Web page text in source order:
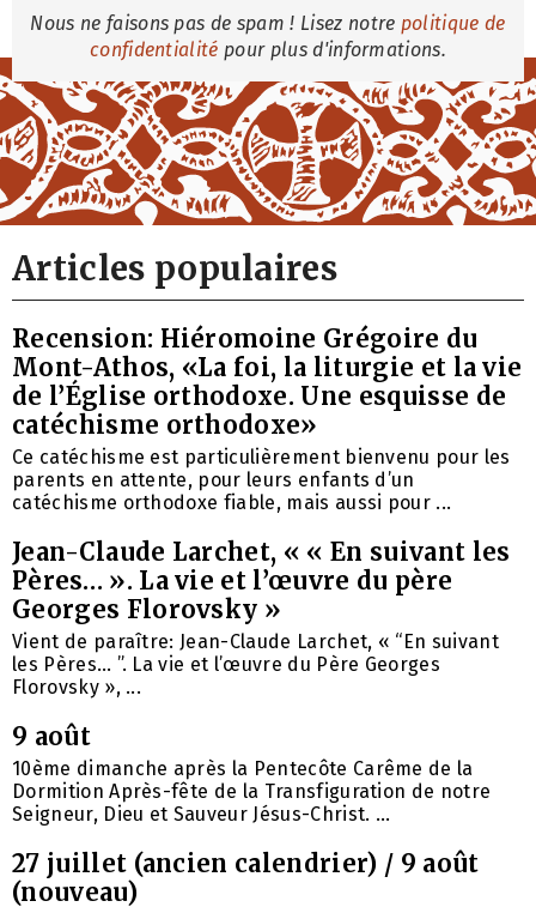
Nous ne faisons pas de spam ! Lisez notre politique de
confidentialité pour plus d'informations.
Articles populaires
Recension: Hiéromoine Grégoire du
Mont-Athos, «La foi, la liturgie et la vie
de l’Église orthodoxe. Une esquisse de
catéchisme orthodoxe»
Ce catéchisme est particulièrement bienvenu pour les
parents en attente, pour leurs enfants d’un
catéchisme orthodoxe fiable, mais aussi pour ...
Jean-Claude Larchet, « « En suivant les
Pères… ». La vie et l’œuvre du père
Georges Florovsky »
Vient de paraître: Jean-Claude Larchet, « “En suivant
les Pères… ”. La vie et l’œuvre du Père Georges
Florovsky », ...
9 août
10ème dimanche après la Pentecôte Carême de la
Dormition Après-fête de la Transfiguration de notre
Seigneur, Dieu et Sauveur Jésus-Christ. ...
27 juillet (ancien calendrier) / 9 août
(nouveau)